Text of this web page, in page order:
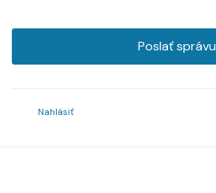
Poslať správu
Nahlásiť